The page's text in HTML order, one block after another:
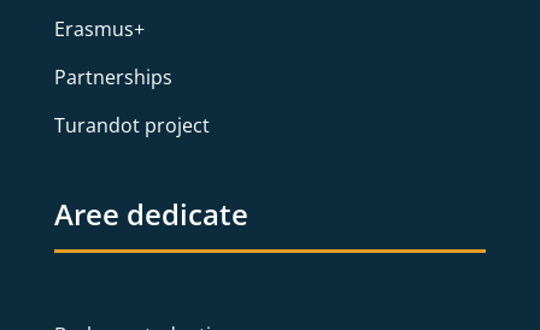
Erasmus+
Partnerships
Turandot project
Aree dedicate